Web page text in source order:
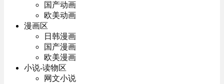
国产动画
欧美动画
漫画区
日韩漫画
国产漫画
欧美漫画
小说-读物区
网文小说